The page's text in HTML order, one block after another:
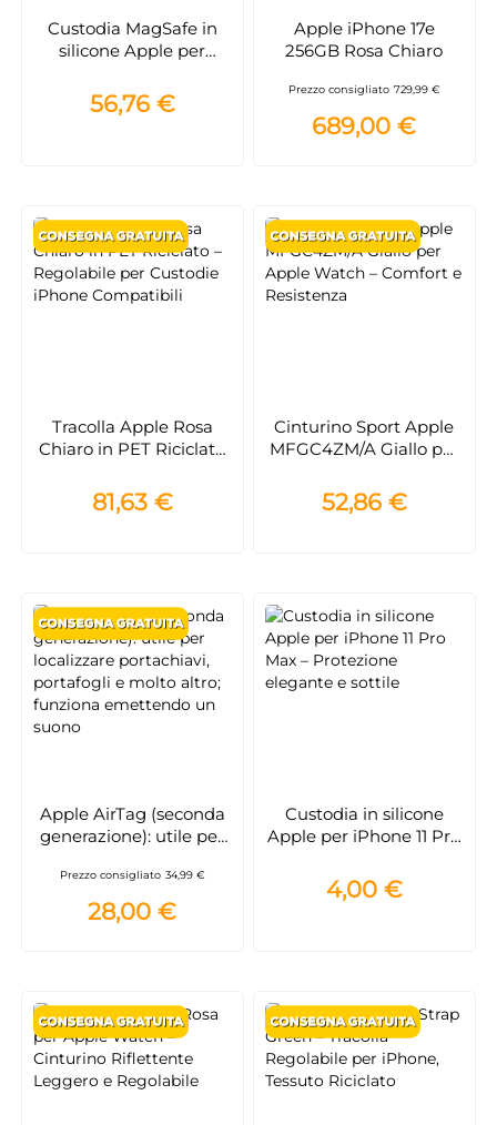
Custodia MagSafe in
silicone Apple per
Guava – Protezione
elegante e ricarica
56,76 €
Apple iPhone 17e
256GB Rosa Chiaro
Prezzo consigliato 729,99 €
689,00 €
Tracolla Apple Rosa
Chiaro in PET Riciclato
Custodie iPhone
Compatibili
81,63 €
Cinturino Sport Apple
MFGC4ZM/A Giallo per
e Resistenza
52,86 €
Apple AirTag (seconda
generazione): utile per
portafogli e molto altro;
funziona emettendo un
suono
Prezzo consigliato 34,99 €
28,00 €
Custodia in silicone
Apple per iPhone 11 Pro
elegante e sottile
4,00 €